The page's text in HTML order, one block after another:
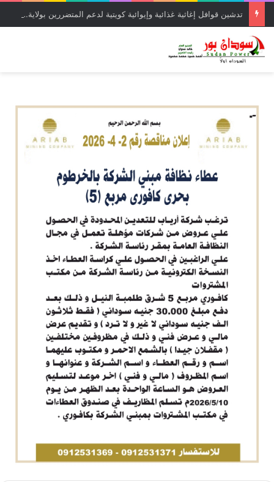
تدشين قوافل إغاثية غذائية وإيوائية كويتية لدعم المتضررين بولاية الخرطوم